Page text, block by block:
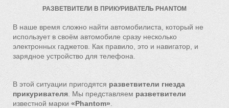
РАЗВЕТВИТЕЛИ В ПРИКУРИВАТЕЛЬ PHANTOM
В наше время сложно найти автомобилиста, который не
использует в своём автомобиле сразу несколько
электронных гаджетов. Как правило, это и навигатор, и
зарядное устройство для телефона.
В этой ситуации пригодятсяразветвители гнезда
прикуривателя . Мы представляем разветвители
известной марки «Phantom»